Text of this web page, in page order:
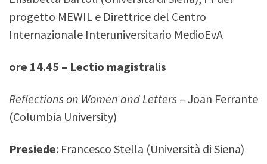
progetto MEWIL e Direttrice del Centro
Internazionale Interuniversitario MedioEvA
ore 14.45 – Lectio magistralis
Reflections on Women and Letters – Joan Ferrante
(Columbia University)
Presiede: Francesco Stella (Università di Siena)